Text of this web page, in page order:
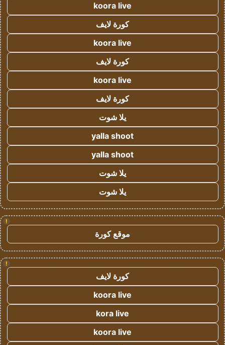
koora live
كورة لايف
koora live
كورة لايف
koora live
كورة لايف
يلا شوت
yalla shoot
yalla shoot
يلا شوت
يلا شوت
!
موقع كورة
!
كورة لايف
koora live
kora live
koora live